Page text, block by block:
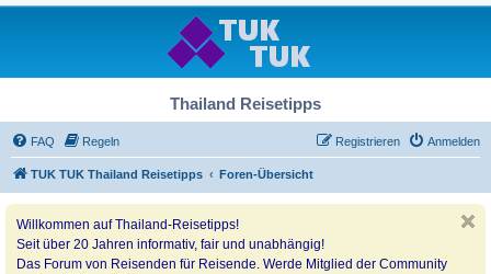
Thailand Reisetipps
FAQ Regeln Anmelden
Registrieren
TUK TUK Thailand Reisetipps Foren-Übersicht
Willkommen auf Thailand-Reisetipps!
Seit über 20 Jahren informativ, fair und unabhängig!
Das Forum von Reisenden für Reisende. Werde Mitglied der Community